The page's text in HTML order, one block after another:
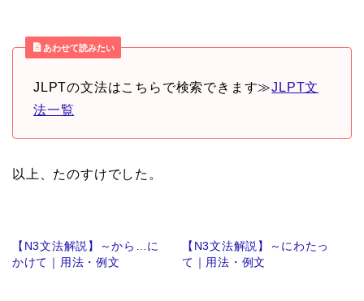
あわせて読みたい
JLPTの文法はこちらで検索できます≫JLPT文
法一覧
以上、たのすけでした。
【N3文法解説】～から…に
かけて｜用法・例文
【N3文法解説】～にわたっ
て｜用法・例文